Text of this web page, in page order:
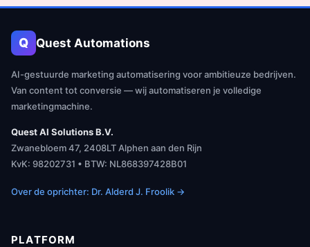
Q Quest Automations
AI-gestuurde marketing automatisering voor ambitieuze bedrijven.
Van content tot conversie — wij automatiseren je volledige
marketingmachine.
Quest AI Solutions B.V.
Zwanebloem 47, 2408LT Alphen aan den Rijn
KvK: 98202731 • BTW: NL868397428B01
Over de oprichter: Dr. Alderd J. Froolik →
PLATFORM